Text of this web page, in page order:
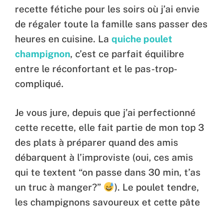
recette fétiche pour les soirs où j’ai envie
de régaler toute la famille sans passer des
heures en cuisine. La quiche poulet
champignon, c’est ce parfait équilibre
entre le réconfortant et le pas-trop-
compliqué.
Je vous jure, depuis que j’ai perfectionné
cette recette, elle fait partie de mon top 3
des plats à préparer quand des amis
débarquent à l’improviste (oui, ces amis
qui te textent “on passe dans 30 min, t’as
un truc à manger?”
). Le poulet tendre,
les champignons savoureux et cette pâte